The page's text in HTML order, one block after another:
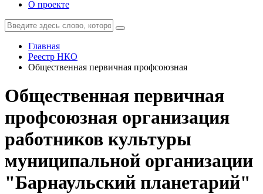
О проекте
Главная
Реестр НКО
Общественная первичная профсоюзная
Общественная первичная
профсоюзная организация
работников культуры
муниципальной организации
"Барнаульский планетарий"